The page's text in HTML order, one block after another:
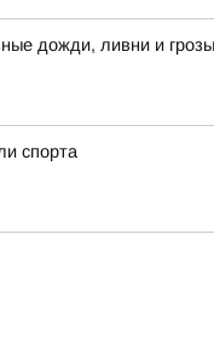
дожди, ливни и
спорта